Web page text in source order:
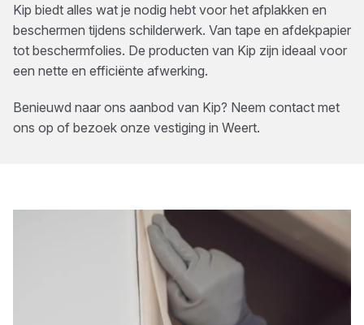
Kip biedt alles wat je nodig hebt voor het afplakken en
beschermen tijdens schilderwerk. Van tape en afdekpapier
tot beschermfolies. De producten van Kip zijn ideaal voor
een nette en efficiënte afwerking.
Benieuwd naar ons aanbod van Kip? Neem contact met
ons op of bezoek onze vestiging in Weert.